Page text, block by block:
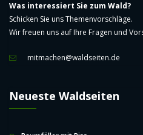
mitmachen@waldseiten.de
Neueste Waldseiten
Baumfäller mit Biss